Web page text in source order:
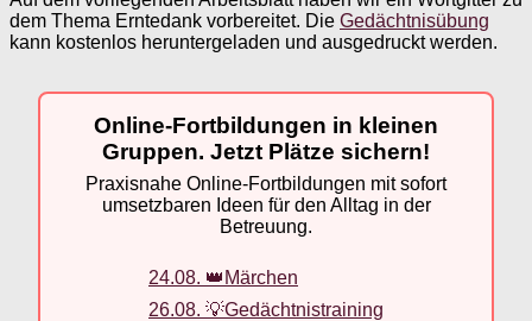
dem Thema Erntedank vorbereitet. Die Gedächtnisübung
kann kostenlos heruntergeladen und ausgedruckt werden.
Online-Fortbildungen in kleinen
Gruppen. Jetzt Plätze sichern!
Praxisnahe Online-Fortbildungen mit sofort
umsetzbaren Ideen für den Alltag in der
Betreuung.
24.08. 👑Märchen
26.08. 💡Gedächtnistraining